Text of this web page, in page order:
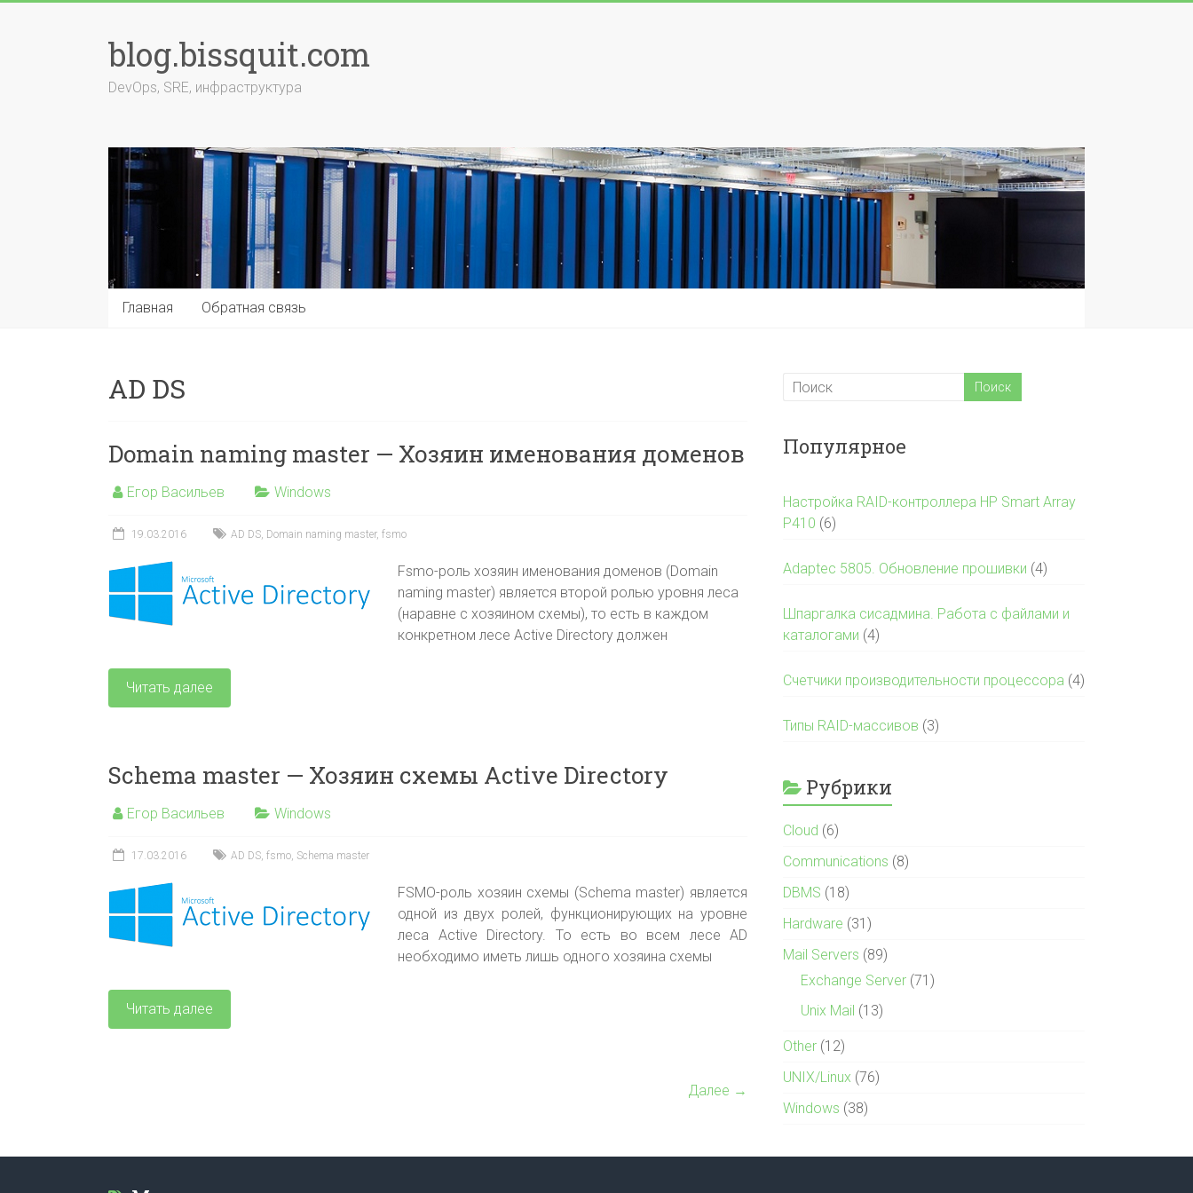
blog.bissquit.com
DevOps, SRE, инфраструктура
Главная Обратная связь
AD DS
Domain naming master — Хозяин именования доменов
Егор Васильев Windows
19.03.2016 AD DS, Domain naming master, fsmo
Fsmo-роль хозяин именования доменов (Domain
naming master) является второй ролью уровня леса
(наравне с хозяином схемы), то есть в каждом
конкретном лесе Active Directory должен
Читать далее
Schema master — Хозяин схемы Active Directory
Егор Васильев Windows
17.03.2016 AD DS, fsmo, Schema master
FSMO-роль хозяин схемы (Schema master) является
одной из двух ролей, функционирующих на уровне
леса Active Directory. То есть во всем лесе AD
необходимо иметь лишь одного хозяина схемы
Читать далее
Далее →
Популярное
Настройка RAID-контроллера HP Smart Array
P410 (6)
Adaptec 5805. Обновление прошивки (4)
Шпаргалка сисадмина. Работа с файлами и
каталогами (4)
Счетчики производительности процессора (4)
Типы RAID-массивов (3)
Рубрики
Cloud (6)
Communications (8)
DBMS (18)
Hardware (31)
Mail Servers (89)
Exchange Server (71)
Unix Mail (13)
Other (12)
UNIX/Linux (76)
Windows (38)